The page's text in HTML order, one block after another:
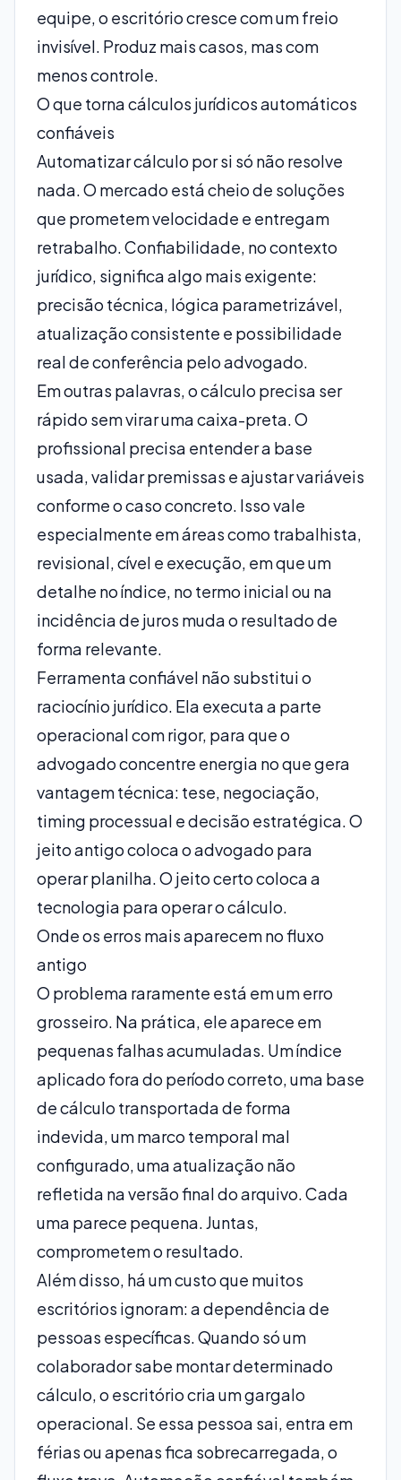
equipe, o escritório cresce com um freio
invisível. Produz mais casos, mas com
menos controle.
O que torna cálculos jurídicos automáticos
confiáveis
Automatizar cálculo por si só não resolve
nada. O mercado está cheio de soluções
que prometem velocidade e entregam
retrabalho. Confiabilidade, no contexto
jurídico, significa algo mais exigente:
precisão técnica, lógica parametrizável,
atualização consistente e possibilidade
real de conferência pelo advogado.
Em outras palavras, o cálculo precisa ser
rápido sem virar uma caixa-preta. O
profissional precisa entender a base
usada, validar premissas e ajustar variáveis
conforme o caso concreto. Isso vale
especialmente em áreas como trabalhista,
revisional, cível e execução, em que um
detalhe no índice, no termo inicial ou na
incidência de juros muda o resultado de
forma relevante.
Ferramenta confiável não substitui o
raciocínio jurídico. Ela executa a parte
operacional com rigor, para que o
advogado concentre energia no que gera
vantagem técnica: tese, negociação,
timing processual e decisão estratégica. O
jeito antigo coloca o advogado para
operar planilha. O jeito certo coloca a
tecnologia para operar o cálculo.
Onde os erros mais aparecem no fluxo
antigo
O problema raramente está em um erro
grosseiro. Na prática, ele aparece em
pequenas falhas acumuladas. Um índice
aplicado fora do período correto, uma base
de cálculo transportada de forma
indevida, um marco temporal mal
configurado, uma atualização não
refletida na versão final do arquivo. Cada
uma parece pequena. Juntas,
comprometem o resultado.
Além disso, há um custo que muitos
escritórios ignoram: a dependência de
pessoas específicas. Quando só um
colaborador sabe montar determinado
cálculo, o escritório cria um gargalo
operacional. Se essa pessoa sai, entra em
férias ou apenas fica sobrecarregada, o